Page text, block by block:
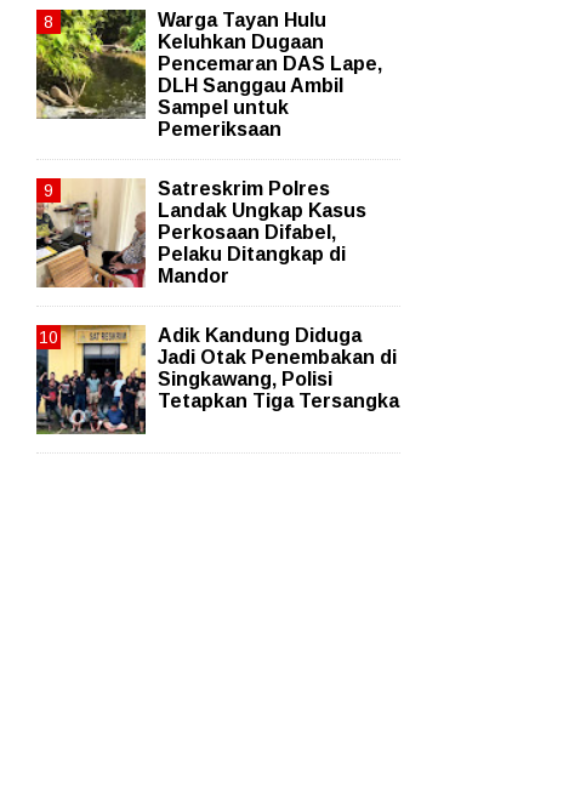
Warga Tayan Hulu
Keluhkan Dugaan
Pencemaran DAS Lape,
DLH Sanggau Ambil
Sampel untuk
Pemeriksaan
Satreskrim Polres
Landak Ungkap Kasus
Perkosaan Difabel,
Pelaku Ditangkap di
Mandor
Adik Kandung Diduga
Jadi Otak Penembakan di
Singkawang, Polisi
Tetapkan Tiga Tersangka